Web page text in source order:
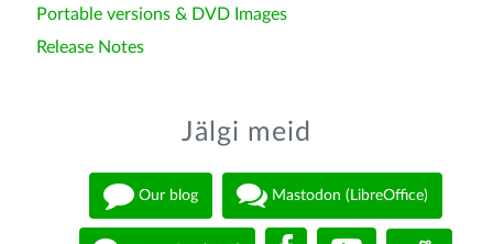
Portable versions & DVD Images
Release Notes
Jälgi meid
Our blog Mastodon (LibreOffice)